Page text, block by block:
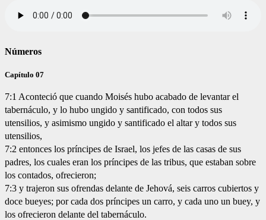
Números
Capítulo 07
7:1 Aconteció que cuando Moisés hubo acabado de levantar el
tabernáculo, y lo hubo ungido y santificado, con todos sus
utensilios, y asimismo ungido y santificado el altar y todos sus
utensilios,
7:2 entonces los príncipes de Israel, los jefes de las casas de sus
padres, los cuales eran los príncipes de las tribus, que estaban sobre
los contados, ofrecieron;
7:3 y trajeron sus ofrendas delante de Jehová, seis carros cubiertos y
doce bueyes; por cada dos príncipes un carro, y cada uno un buey, y
los ofrecieron delante del tabernáculo.